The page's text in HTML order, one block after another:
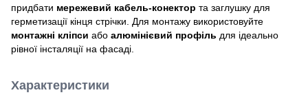
придбати мережевий кабель-конектор та заглушку для
герметизації кінця стрічки. Для монтажу використовуйте
монтажні кліпси або алюмінієвий профіль для ідеально
рівної інсталяції на фасаді.
Характеристики